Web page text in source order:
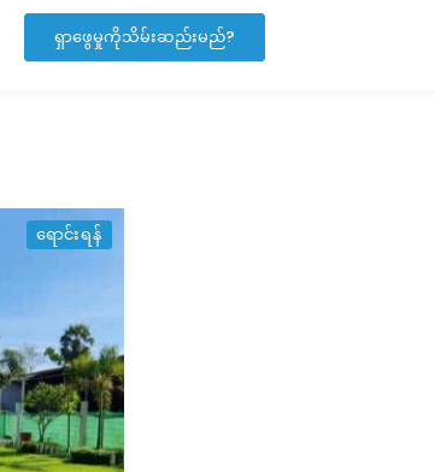
ရှာဖွေမှုကိုသိမ်းဆည်းမည်?
ရောင်းရန်